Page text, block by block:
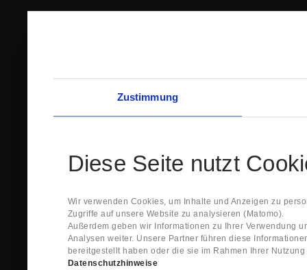
Zustimmung
Diese Seite nutzt
Wir verwenden Cookies, um Inhalte und Anzeigen zu
Zugriffe auf unsere Website zu analysieren (Matomo).
Außerdem geben wir Informationen zu Ihrer Verwendung
Analysen weiter. Unsere Partner führen diese
bereitgestellt haben oder die sie im Rahmen Ihrer
Datenschutzhinweise